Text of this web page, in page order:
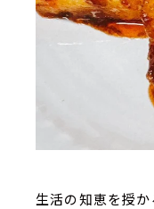
生活の知恵を授か